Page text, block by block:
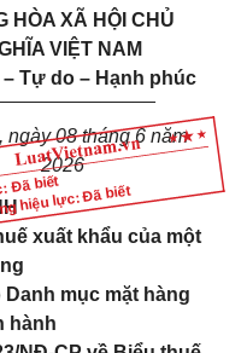
Đã biết
hiệu lực: Đã biết
HÒA XÃ HỘI CHỦ
VIỆT NAM
Tự do – Hạnh phúc
ngày 08 tháng 6 năm
2026
xuất khẩu của một
mục mặt hàng
hành